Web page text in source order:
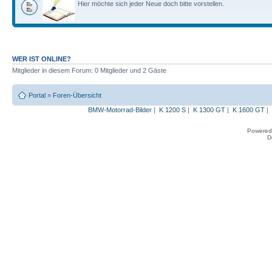
Hier möchte sich jeder Neue doch bitte vorstellen.
WER IST ONLINE?
Mitglieder in diesem Forum: 0 Mitglieder und 2 Gäste
Portal » Foren-Übersicht
BMW-Motorrad-Bilder| K 1200 S| K 1300 GT| K 1600 GT|